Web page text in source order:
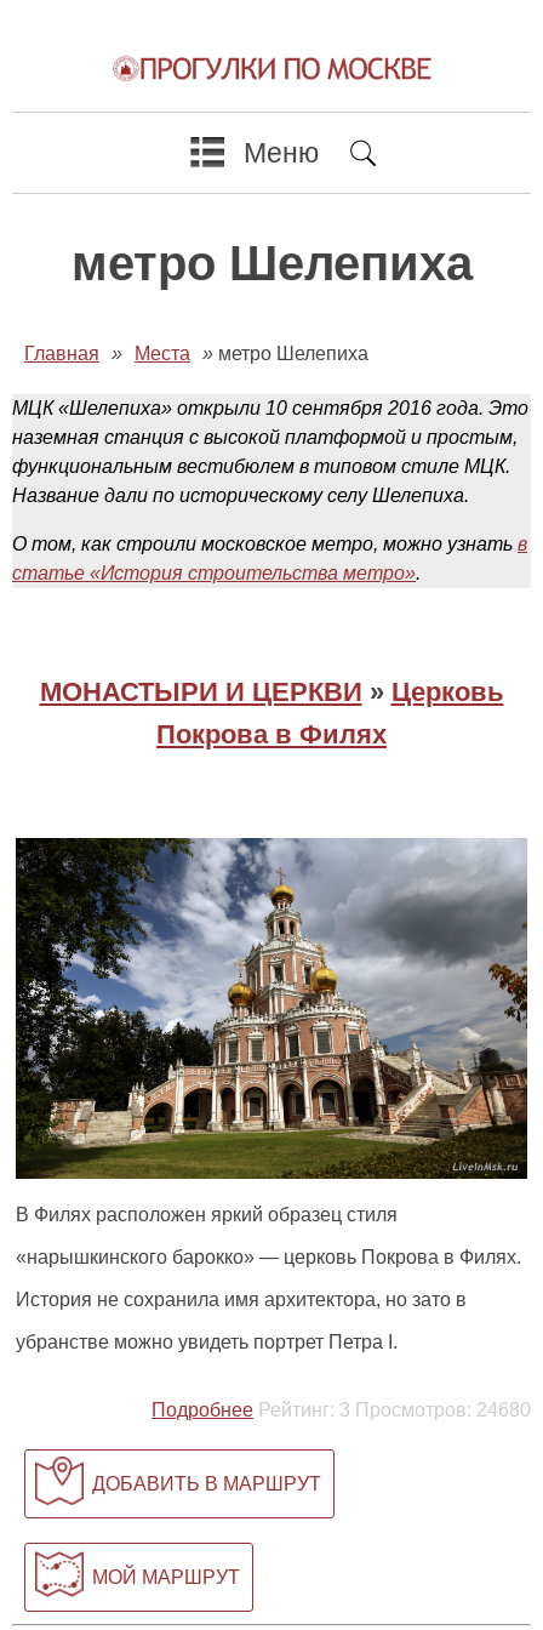
Меню
метро Шелепиха
Главная » Места » метро Шелепиха
МЦК «Шелепиха» открыли 10 сентября 2016 года. Это
наземная станция с высокой платформой и простым,
функциональным вестибюлем в типовом стиле МЦК.
Название дали по историческому селу Шелепиха.
О том, как строили московское метро, можно узнать в
статье «История строительства метро».
МОНАСТЫРИ И ЦЕРКВИ » Церковь
Покрова в Филях
В Филях расположен яркий образец стиля
«нарышкинского барокко» — церковь Покрова в Филях.
История не сохранила имя архитектора, но зато в
убранстве можно увидеть портрет Петра I.
Подробнее Рейтинг: 3 Просмотров: 24680
ДОБАВИТЬ В МАРШРУТ
МОЙ МАРШРУТ